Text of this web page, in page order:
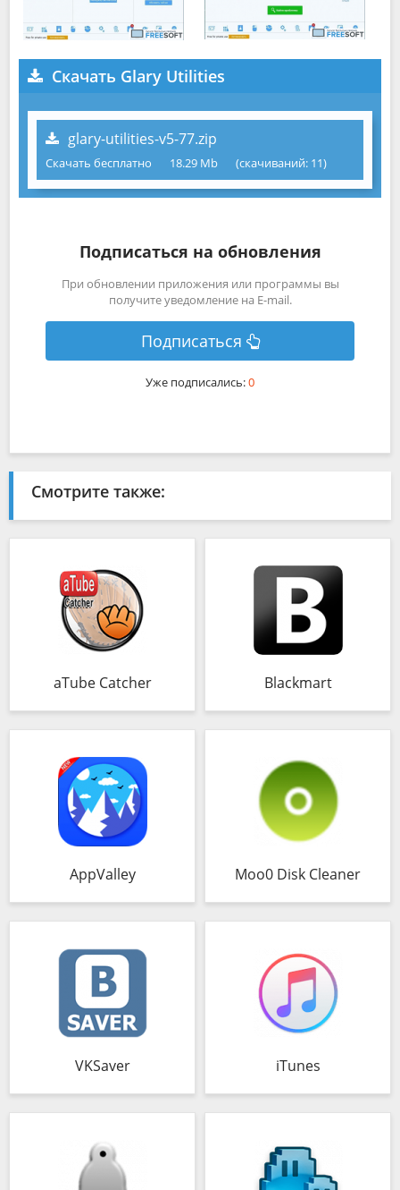
Скачать Glary Utilities
glary-utilities-v5-77.zip
Скачать бесплатно 18.29 Mb (cкачиваний: 11)
Подписаться на обновления
При обновлении приложения или программы вы
получите уведомление на E-mail.
Подписаться
Уже подписались:0
Смотрите также:
aTube Catcher Blackmart
AppValley Moo0 Disk Cleaner
VKSaver iTunes